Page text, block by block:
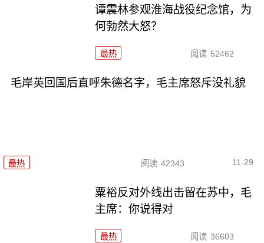
谭震林参观淮海战役纪念馆，为
何勃然大怒？
最热 阅读 52462
毛岸英回国后直呼朱德名字，毛主席怒斥没礼貌
最热 阅读 42343 11-29
粟裕反对外线出击留在苏中，毛
主席：你说得对
最热 阅读 36603